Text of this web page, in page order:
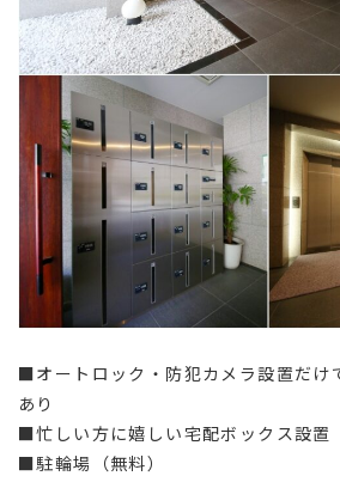
■オートロック・防犯カメラ設置だけ
あり
■忙しい方に嬉しい宅配ボックス設置
■駐輪場（無料）